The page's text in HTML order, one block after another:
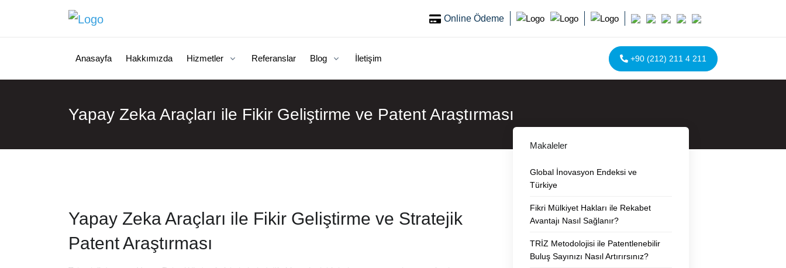
Online Ödeme
Anasayfa Hakkımızda Hizmetler Referanslar Blog İletişim +90 (212) 211 4 211
Yapay Zeka Araçları ile Fikir Geliştirme ve Patent Araştırması
Yapay Zeka Araçları ile Fikir Geliştirme ve Stratejik
Patent Araştırması
Makaleler
Global İnovasyon Endeksi ve
Türkiye
Fikri Mülkiyet Hakları ile Rekabet
Avantajı Nasıl Sağlanır?
TRİZ Metodolojisi ile Patentlenebilir
Buluş Sayınızı Nasıl Artırırsınız?